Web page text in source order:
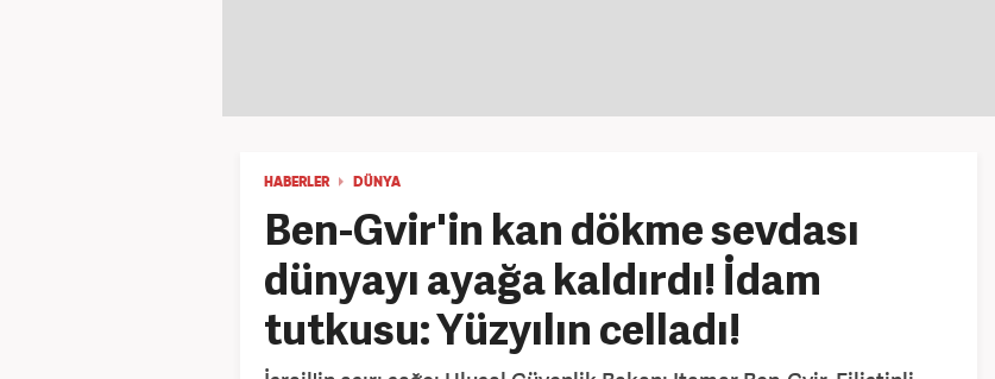
HABERLER DÜNYA
Ben-Gvir'in kan dökme sevdası
dünyayı ayağa kaldırdı! İdam
tutkusu: Yüzyılın celladı!